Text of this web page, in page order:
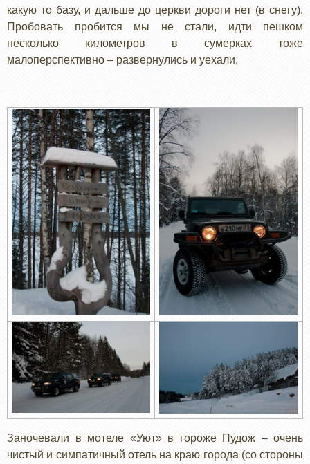
какую то базу, и дальше до церкви дороги нет (в снегу).
Пробовать пробится мы не стали, идти пешком
несколько километров в сумерках тоже
малоперспективно – развернулись и уехали.
Заночевали в мотеле «Уют» в гороже Пудож – очень
чистый и симпатичный отель на краю города (со стороны